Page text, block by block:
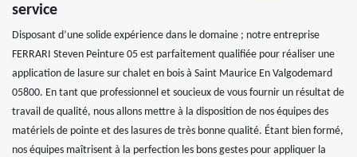
service
Disposant d’une solide expérience dans le domaine ; notre entreprise
FERRARI Steven Peinture 05 est parfaitement qualifiée pour réaliser une
application de lasure sur chalet en bois à Saint Maurice En Valgodemard
05800. En tant que professionnel et soucieux de vous fournir un résultat de
travail de qualité, nous allons mettre à la disposition de nos équipes des
matériels de pointe et des lasures de très bonne qualité. Étant bien formé,
nos équipes maîtrisent à la perfection les bons gestes pour appliquer la